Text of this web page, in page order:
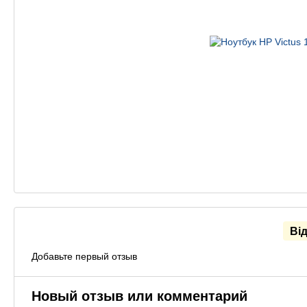
Добавьте первый отзыв
Новый отзыв или комментарий